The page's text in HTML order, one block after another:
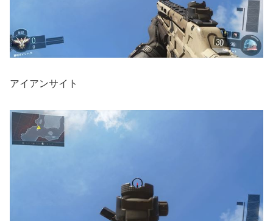
アイアンサイト